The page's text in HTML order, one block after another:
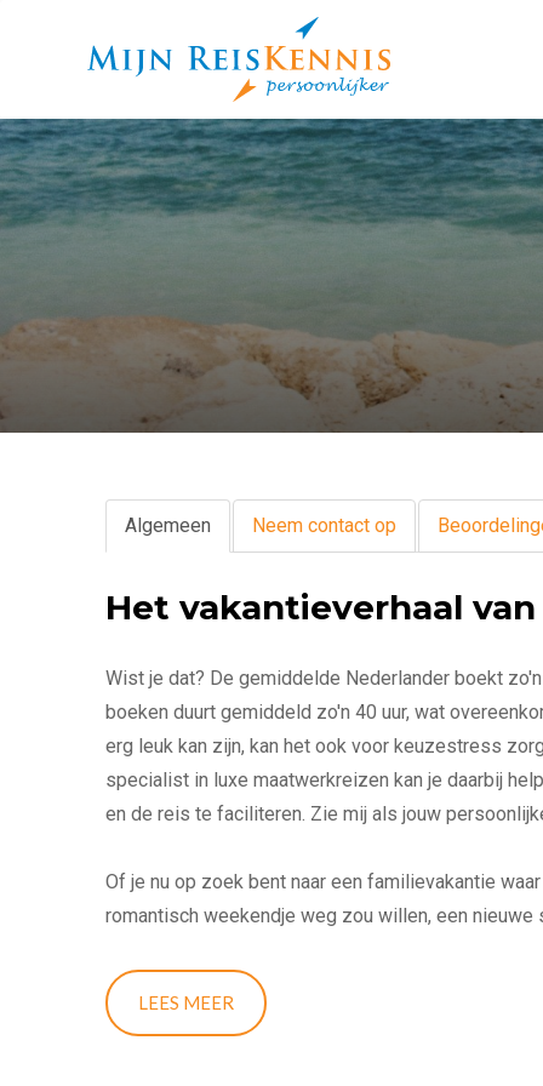
Algemeen Neem contact op
Het vakantieverhaal
Wist je dat? De gemiddelde Nederlander boekt
boeken duurt gemiddeld zo'n 40 uur, wat
erg leuk kan zijn, kan het ook voor keuzestress
specialist in luxe maatwerkreizen kan je daarbij
en de reis te faciliteren. Zie mij als jouw
Of je nu op zoek bent naar een familievakantie
romantisch weekendje weg zou willen, een
ontzorgd én met een koffer gevuld met mooie
LEES MEER